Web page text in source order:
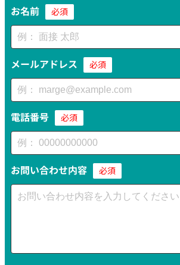
お名前 必須
メールアドレス 必須
電話番号 必須
お問い合わせ内容 必須